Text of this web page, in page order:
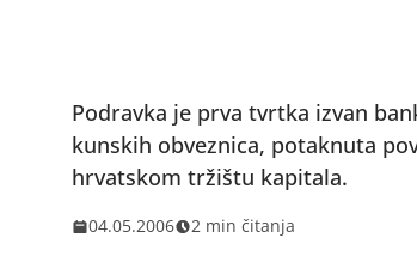
Podravka je prva tvrtka izvan
kunskih obveznica, potaknuta
hrvatskom tržištu kapitala.
04.05.2006 2 min čitanja